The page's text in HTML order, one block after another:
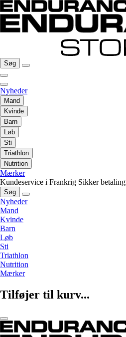
Søg
Nyheder
Mand
Kvinde
Barn
Løb
Sti
Triathlon
Nutrition
Mærker
Kundeservice i Frankrig Sikker betaling
Søg
Nyheder
Mand
Kvinde
Barn
Løb
Sti
Triathlon
Nutrition
Mærker
Tilføjer til kurv...